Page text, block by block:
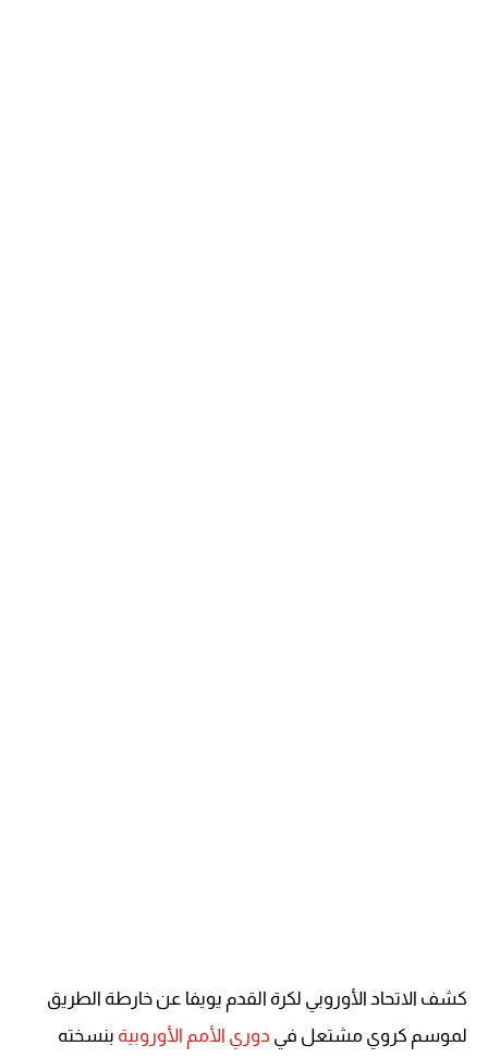
كشف الاتحاد الأوروبي لكرة القدم يويفا عن خارطة الطريق
لموسم كروي مشتعل في دوري الأمم الأوروبية بنسخته